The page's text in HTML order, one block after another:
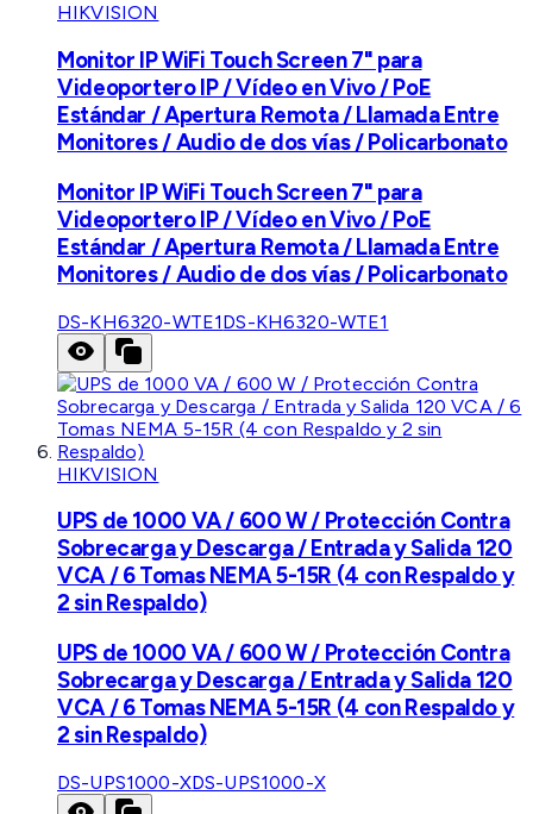
HIKVISION
Monitor IP WiFi Touch Screen 7" para
Videoportero IP / Vídeo en Vivo / PoE
Estándar / Apertura Remota / Llamada Entre
Monitores / Audio de dos vías / Policarbonato
Monitor IP WiFi Touch Screen 7" para
Videoportero IP / Vídeo en Vivo / PoE
Estándar / Apertura Remota / Llamada Entre
Monitores / Audio de dos vías / Policarbonato
DS-KH6320-WTE1DS-KH6320-WTE1
HIKVISION
UPS de 1000 VA / 600 W / Protección Contra
Sobrecarga y Descarga / Entrada y Salida 120
VCA / 6 Tomas NEMA 5-15R (4 con Respaldo y
2 sin Respaldo)
UPS de 1000 VA / 600 W / Protección Contra
Sobrecarga y Descarga / Entrada y Salida 120
VCA / 6 Tomas NEMA 5-15R (4 con Respaldo y
2 sin Respaldo)
DS-UPS1000-XDS-UPS1000-X